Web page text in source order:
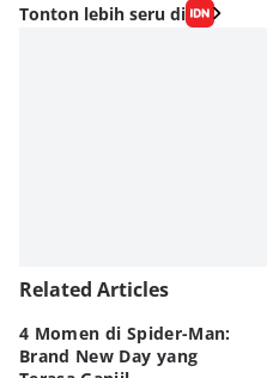
Tonton lebih seru di
Related Articles
4 Momen di Spider-Man:
Brand New Day yang